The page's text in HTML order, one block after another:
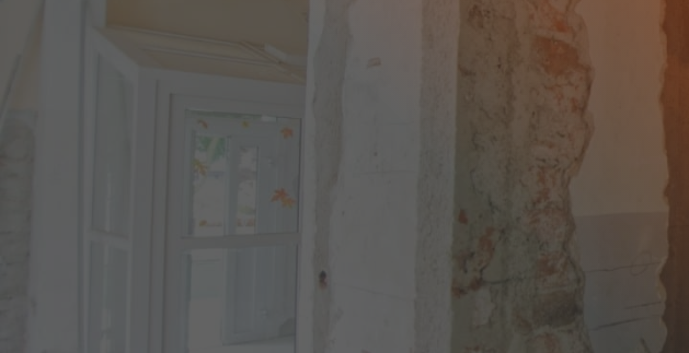
UW BADKAMER LATEN
SLOPEN DOOR DE KRUIF
SLOOPWERKEN
Gaat u uw badkamer vernieuwen, dan moet de oude er eerst
helemaal uit. Dat klinkt als een kwestie van tegels eraf tikken,
maar er komt meer bij kijken. Achter de tegels en het sanitair
lopen leidingen die u niet wilt beschadigen, en een badkamer